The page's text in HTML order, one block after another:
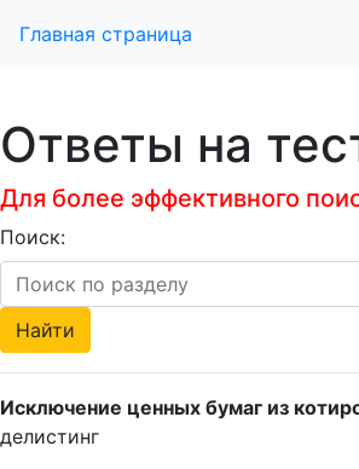
Главная страница
Ответы на
Для более эффективного
Поиск:
Исключение ценных бумаг из
делистинг